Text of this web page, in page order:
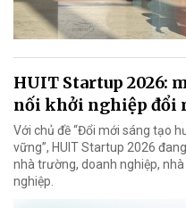
HUIT Startup 2026:
nối khởi nghiệp đổi
Với chủ đề “Đổi mới sáng tạo
vững”, HUIT Startup 2026
nhà trường, doanh nghiệp,
nghiệp.